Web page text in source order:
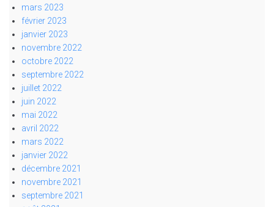
mars 2023
février 2023
janvier 2023
novembre 2022
octobre 2022
septembre 2022
juillet 2022
juin 2022
mai 2022
avril 2022
mars 2022
janvier 2022
décembre 2021
novembre 2021
septembre 2021